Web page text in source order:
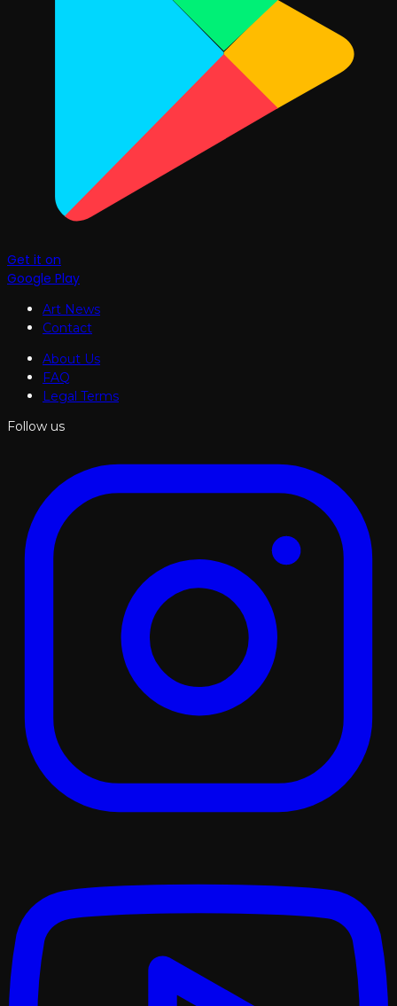
Get it on
Google Play
Art News
Contact
About Us
FAQ
Legal Terms
Follow us